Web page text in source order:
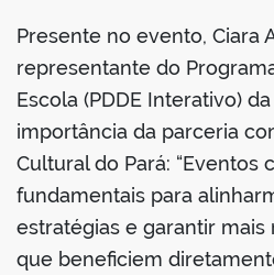
Presente no evento, Ciara
representante do
Escola (PDDE Interativo)
importância da parceria
Cultural do Pará: “Eventos
fundamentais para
estratégias e garantir
que beneficiem